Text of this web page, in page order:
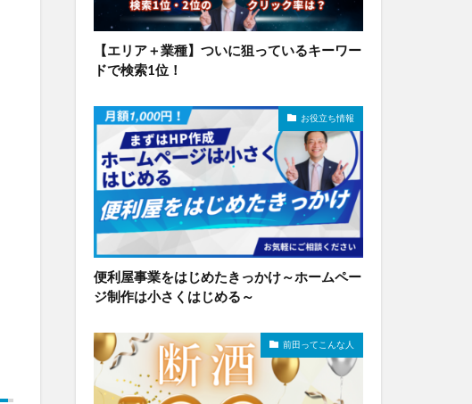
【エリア＋業種】ついに狙っているキーワー
ドで検索1位！
お役立ち情報
便利屋事業をはじめたきっかけ～ホームペー
ジ制作は小さくはじめる～
前田ってこんな人